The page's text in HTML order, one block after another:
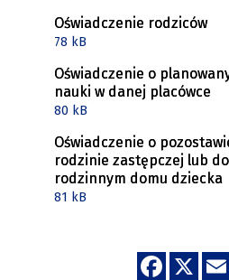
Oświadczenie rodziców
78 kB
Oświadczenie o
nauki w danej placówce
80 kB
Oświadczenie o
rodzinie zastępczej lub
rodzinnym domu dziecka
81 kB